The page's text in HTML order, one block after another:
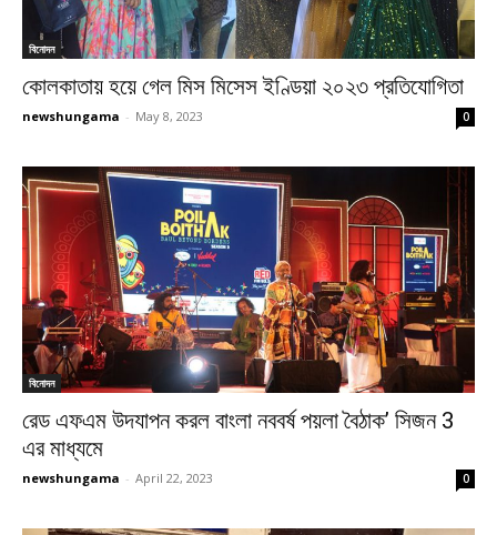
বিনোদন
কোলকাতায় হয়ে গেল মিস মিসেস ইণ্ডিয়া ২০২৩ প্রতিযোগিতা
newshungama - May 8, 2023 0
বিনোদন
রেড এফএম উদযাপন করল বাংলা নববর্ষ পয়লা বৈঠাক’ সিজন 3
এর মাধ্যমে
newshungama - April 22, 2023 0